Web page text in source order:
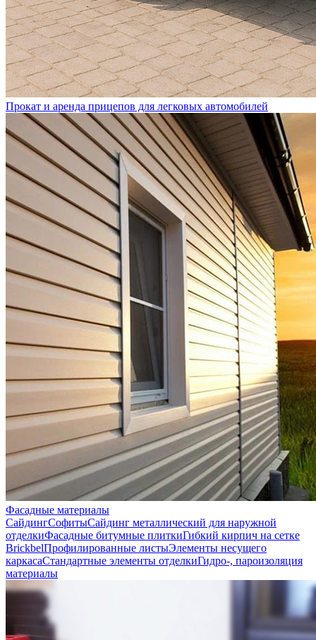
Прокат и аренда прицепов для легковых автомобилей
Фасадные материалы
СайдингСофитыСайдинг металлический для наружной
отделкиФасадные битумные плиткиГибкий кирпич на сетке
BrickbelПрофилированные листыЭлементы несущего
каркасаСтандартные элементы отделкиГидро-, пароизоляция
материалы